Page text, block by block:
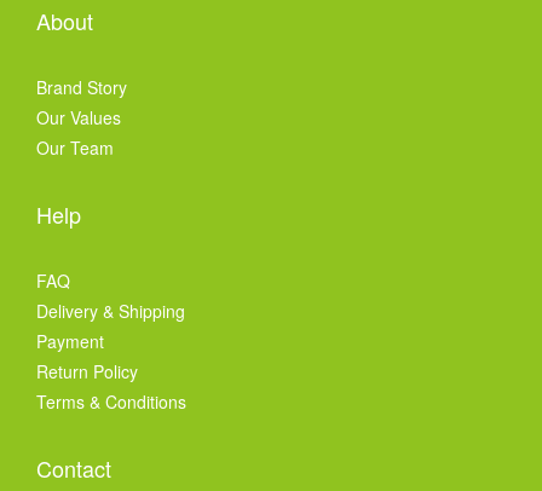
About
Brand Story
Our Values
Our Team
Help
FAQ
Delivery & Shipping
Payment
Return Policy
Terms & Conditions
Contact